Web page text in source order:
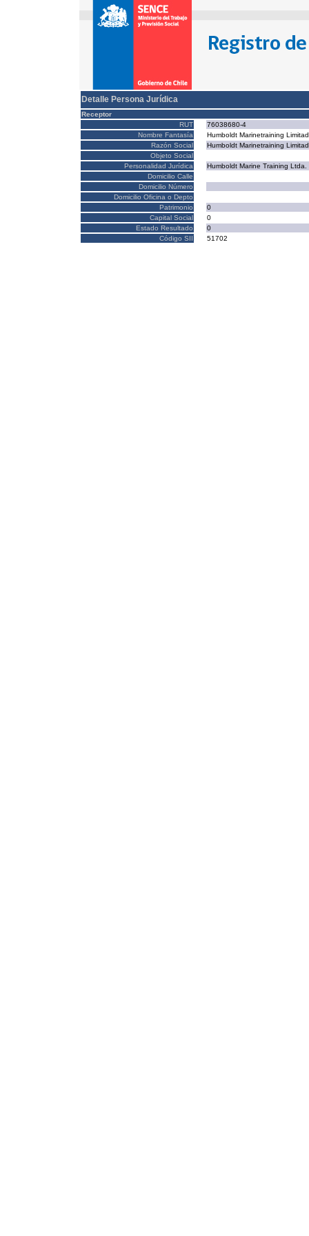
Detalle Persona Jurídica
Receptor
RUT
76038680-4
Nombre Fantasía
Humboldt Marinetraining
Razón Social
Humboldt Marinetraining
Objeto Social
Personalidad Jurídica
Humboldt Marine Training Ltda.
Domicilio Calle
Domicilio Número
Domicilio Oficina o Depto
Patrimonio
0
Capital Social
0
Estado Resultado
0
Código SII
51702